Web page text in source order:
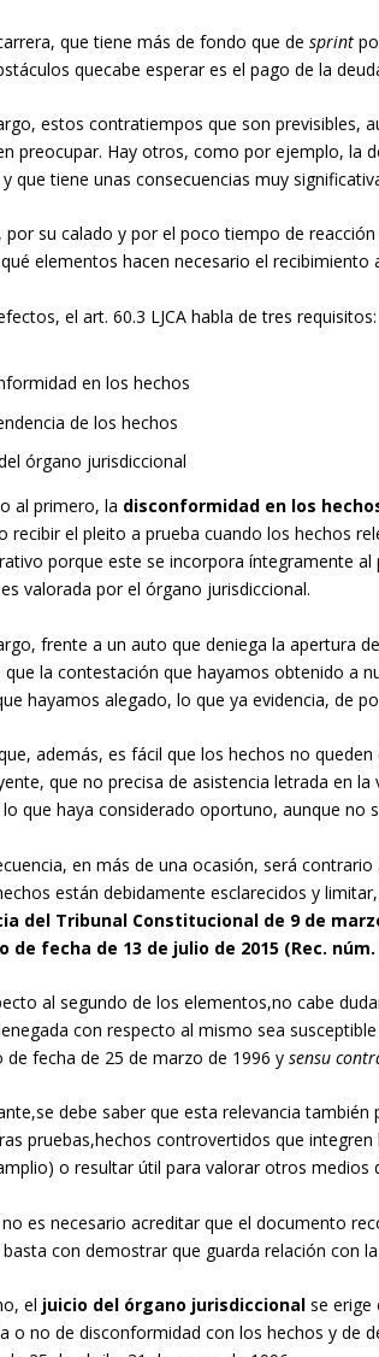
que tiene más de fondo que desprint
quecabe esperar es el pago de la
estos contratiempos que son previsibles,
preocupar. Hay otros, como por ejemplo, la
que tiene unas consecuencias muy
por su calado y por el poco tiempo de
elementos hacen necesario el recibimiento
el art. 60.3 LJCA habla de tres requisitos:
en los hechos
de los hechos
órgano jurisdiccional
al primero, la disconformidad en los
recibir el pleito a prueba cuando los hechos
porque este se incorpora íntegramente
valorada por el órgano jurisdiccional.
frente a un auto que deniega la apertura
que la contestación que hayamos obtenido a
hayamos alegado, lo que ya evidencia, de
además, es fácil que los hechos no
que no precisa de asistencia letrada en
que haya considerado oportuno, aunque no
en más de una ocasión, será
están debidamente esclarecidos y
del Tribunal Constitucional de 9 de
de fecha de 13 de julio de 2015 (Rec. núm.
al segundo de los elementos,no cabe
con respecto al mismo sea
de fecha de 25 de marzo de 1996 ysensu
debe saber que esta relevancia
pruebas,hechos controvertidos que
o resultar útil para valorar otros medios
no es necesario acreditar que el documento
con demostrar que guarda relación con
el juicio del órgano jurisdiccional se erige
o no de disconformidad con los hechos y de